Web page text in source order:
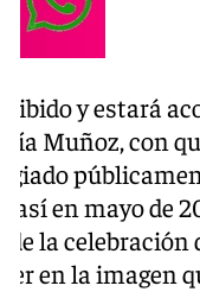
y estará
Muñoz, con
así en mayo de
de la
ver en la